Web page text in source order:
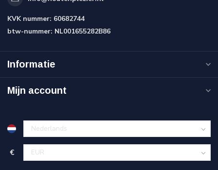
KVK nummer: 60682744
btw-nummer: NL001655282B86
Informatie
Mijn account
€